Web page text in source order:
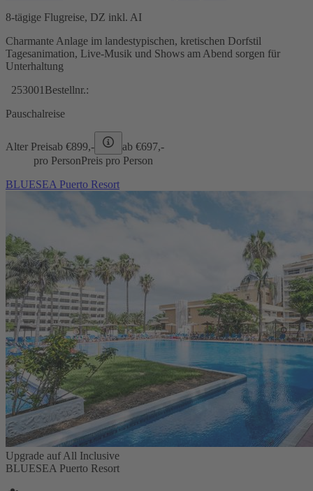
8-tägige Flugreise, DZ inkl. AI
Charmante Anlage im landestypischen, kretischen Dorfstil
Tagesanimation, Live-Musik und Shows am Abend sorgen für
Unterhaltung
253001 Bestellnr.:
Pauschalreise
Alter Preisab €899,- ab €697,-
pro PersonPreis pro Person
BLUESEA Puerto Resort
Upgrade auf All Inclusive
BLUESEA Puerto Resort